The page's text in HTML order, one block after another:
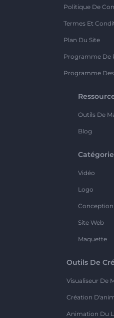
Politique De
Termes Et
Plan Du Site
Programme De
Programme
Outils De
Blog
Vidéo
Logo
Site Web
Maquette
Outils De
Visualiseur De
Création
Animation Du